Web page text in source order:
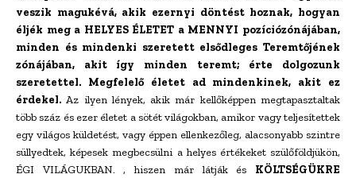
veszik magukévá, akik ezernyi döntést hoznak, hogyan
éljék meg a HELYES ÉLETET a MENNYI pozíciózónájában,
minden és mindenki szeretett elsődleges Teremtőjének
zónájában, akit így minden teremt; érte dolgozunk
szeretettel. Megfelelő életet ad mindenkinek, akit ez
érdekel.Az ilyen lények, akik már kellőképpen megtapasztaltak
több száz és ezer életet a sötét világokban, amikor vagy teljesítettek
egy világos küldetést, vagy éppen ellenkezőleg, alacsonyabb szintre
süllyedtek, képesek megbecsülni a helyes értékeket szülőföldjükön,
ÉGI VILÁGUKBAN. , hiszen már látják és KÖLTSÉGÜKRE